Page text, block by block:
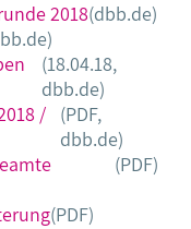
2018(dbb.de)
(18.04.18,
dbb.de)
/
(PDF,
dbb.de)
(PDF)
(PDF)